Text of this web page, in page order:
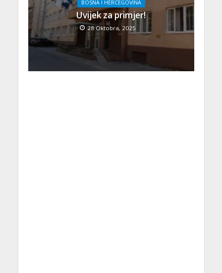
BOSNA I HERCEGOVINA
Uvijek za primjer!
28 Oktobra, 2025